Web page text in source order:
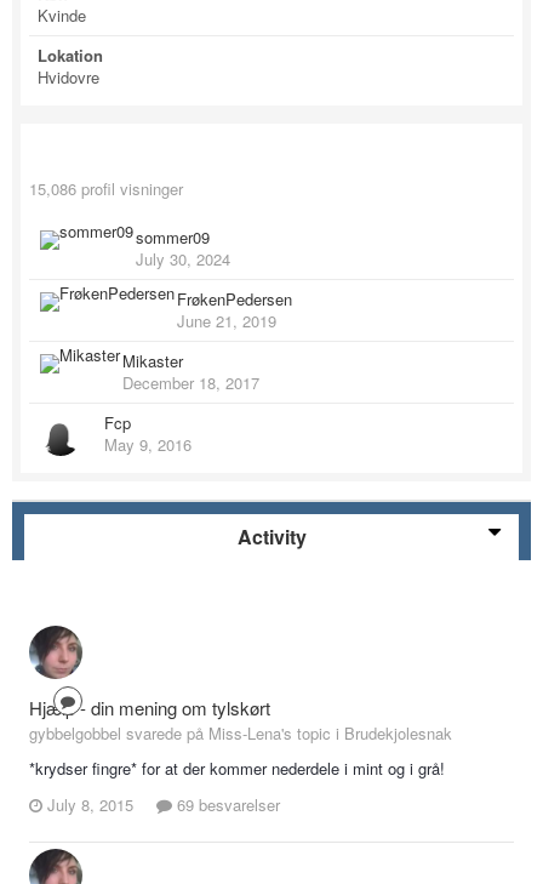
Kvinde
Lokation
Hvidovre
15,086 profil visninger
sommer09
July 30, 2024
FrøkenPedersen
June 21, 2019
Mikaster
December 18, 2017
Fcp
May 9, 2016
Activity
Hjælp - din mening om tylskørt
gybbelgobbel svarede på Miss-Lena's topic i Brudekjolesnak
*krydser fingre* for at der kommer nederdele i mint og i grå!
July 8, 2015
69 besvarelser